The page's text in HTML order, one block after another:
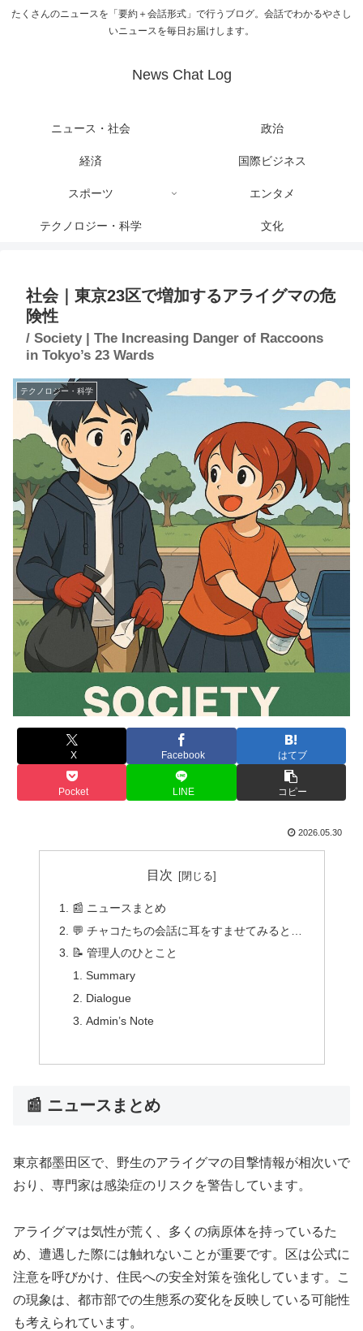
たくさんのニュースを「要約＋会話形式」で行うブログ。会話でわかるやさし
いニュースを毎日お届けします。
News Chat Log
ニュース・社会 政治
経済 国際ビジネス
スポーツ エンタメ
テクノロジー・科学 文化
社会｜東京23区で増加するアライグマの危
険性
/ Society | The Increasing Danger of Raccoons
in Tokyo’s 23 Wards
テクノロジー・科学
X Facebook はてブ
Pocket LINE コピー
2026.05.30
目次
📰 ニュースまとめ
💬 チャコたちの会話に耳をすませてみると…
📝 管理人のひとこと
Summary
Dialogue
Admin’s Note
📰 ニュースまとめ
東京都墨田区で、野生のアライグマの目撃情報が相次いで
おり、専門家は感染症のリスクを警告しています。
アライグマは気性が荒く、多くの病原体を持っているた
め、遭遇した際には触れないことが重要です。区は公式に
注意を呼びかけ、住民への安全対策を強化しています。こ
の現象は、都市部での生態系の変化を反映している可能性
も考えられています。